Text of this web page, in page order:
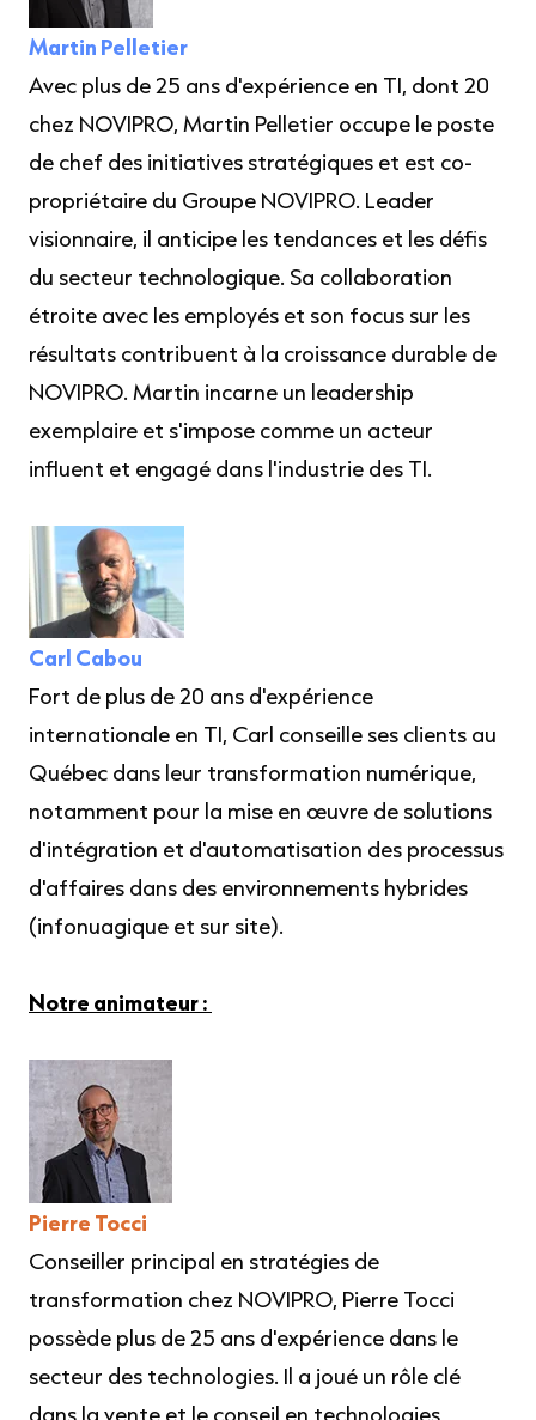
Martin Pelletier
Avec plus de 25 ans d'expérience en TI, dont 20
chez NOVIPRO, Martin Pelletier occupe le poste
de chef des initiatives stratégiques et est co-
propriétaire du Groupe NOVIPRO. Leader
visionnaire, il anticipe les tendances et les défis
du secteur technologique. Sa collaboration
étroite avec les employés et son focus sur les
résultats contribuent à la croissance durable de
NOVIPRO. Martin incarne un leadership
exemplaire et s'impose comme un acteur
influent et engagé dans l'industrie des TI.
Carl Cabou
Fort de plus de 20 ans d'expérience
internationale en TI, Carl conseille ses clients au
Québec dans leur transformation numérique,
notamment pour la mise en œuvre de solutions
d'intégration et d'automatisation des processus
d'affaires dans des environnements hybrides
(infonuagique et sur site).
Notre animateur :
Pierre Tocci
Conseiller principal en stratégies de
transformation chez NOVIPRO, Pierre Tocci
possède plus de 25 ans d'expérience dans le
secteur des technologies. Il a joué un rôle clé
dans la vente et le conseil en technologies